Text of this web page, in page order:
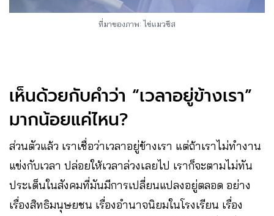
ที่มาของภาพ: ไข่แมวชีส
เห็นด้วยกับคำว่า “เวลาอยู่ข้างเรา”
มากน้อยแค่ไหน?
ส่วนตัวแล้ว เราเชื่อว่าเวลาอยู่ข้างเรา แต่ถ้าเราไม่ทำงาน
แข่งกับเวลา ปล่อยให้เวลาล่วงเลยไป เราก็จะตามไม่ทัน
ประเด็นในสังคมที่มันมีการเปลี่ยนแปลงอยู่ตลอด อย่าง
เรื่องสิทธิมนุษยชน เรื่องอำนาจนิยมในโรงเรียน เรื่อง